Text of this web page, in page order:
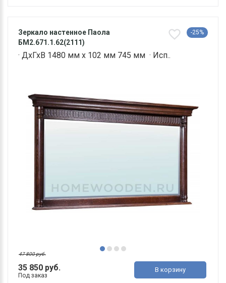
Зеркало настенное Паола
БМ2.671.1.62(2111)
-25%
· ДхГхВ 1480 мм х 102 мм 745 мм · Исп..
35 850 руб.
47 800 руб.
Под заказ
В корзину